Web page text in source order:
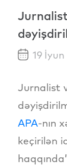
19 İyun
Jurnalist
APA-nın
keçirilən